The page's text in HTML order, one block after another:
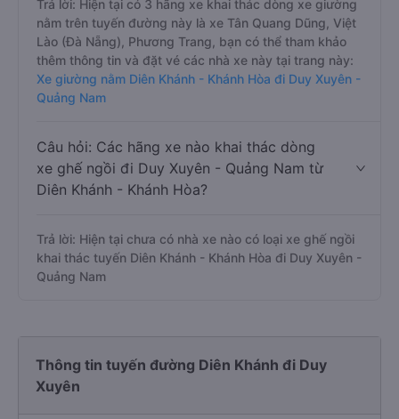
Trả lời: Hiện tại có 3 hãng xe khai thác dòng xe giường
nằm trên tuyến đường này là xe Tân Quang Dũng, Việt
Lào (Đà Nẵng), Phương Trang, bạn có thể tham khảo
thêm thông tin và đặt vé các nhà xe này tại trang này:
Xe giường nằm Diên Khánh - Khánh Hòa đi Duy Xuyên -
Quảng Nam
Câu hỏi: Các hãng xe nào khai thác dòng
xe ghế ngồi đi Duy Xuyên - Quảng Nam từ
Diên Khánh - Khánh Hòa?
Trả lời: Hiện tại chưa có nhà xe nào có loại xe ghế ngồi
khai thác tuyến Diên Khánh - Khánh Hòa đi Duy Xuyên -
Quảng Nam
Thông tin tuyến đường Diên Khánh đi Duy
Xuyên